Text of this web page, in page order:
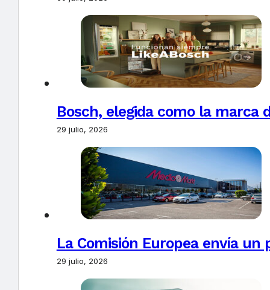
Bosch, elegida como la marca
29 julio, 2026
La Comisión Europea envía un
29 julio, 2026